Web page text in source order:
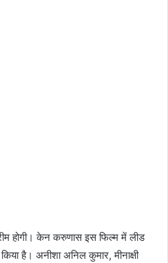
होगी। केन करुणास इस फिल्म में लीड
है। अनीशा अनिल कुमार, मीनाक्षी